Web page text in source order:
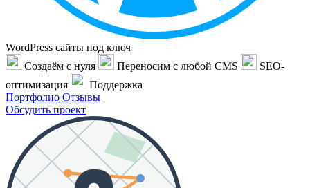
WordPress сайты под ключ
Создаём с нуля
Переносим с любой CMS
SEO-
оптимизация
Поддержка
Портфолио Отзывы
Обсудить проект